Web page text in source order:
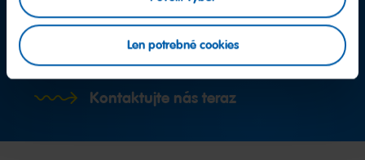
Len potrebné cookies
Tím spotrebiteľských služieb
Kontaktujte nás teraz